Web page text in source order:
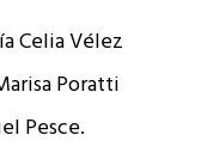
Celia Vélez
Poratti
Pesce.